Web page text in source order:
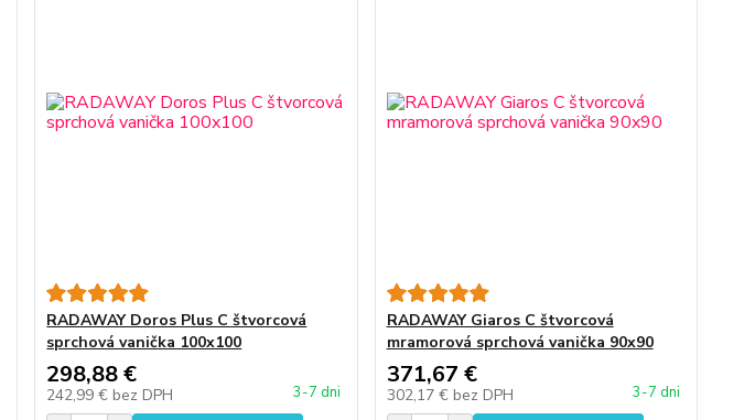
RADAWAY Doros Plus C štvorcová
sprchová vanička 100x100
298,88 €
242,99 € bez DPH 3-7 dni
RADAWAY Giaros C štvorcová
mramorová sprchová vanička 90x90
371,67 €
302,17 € bez DPH 3-7 dni